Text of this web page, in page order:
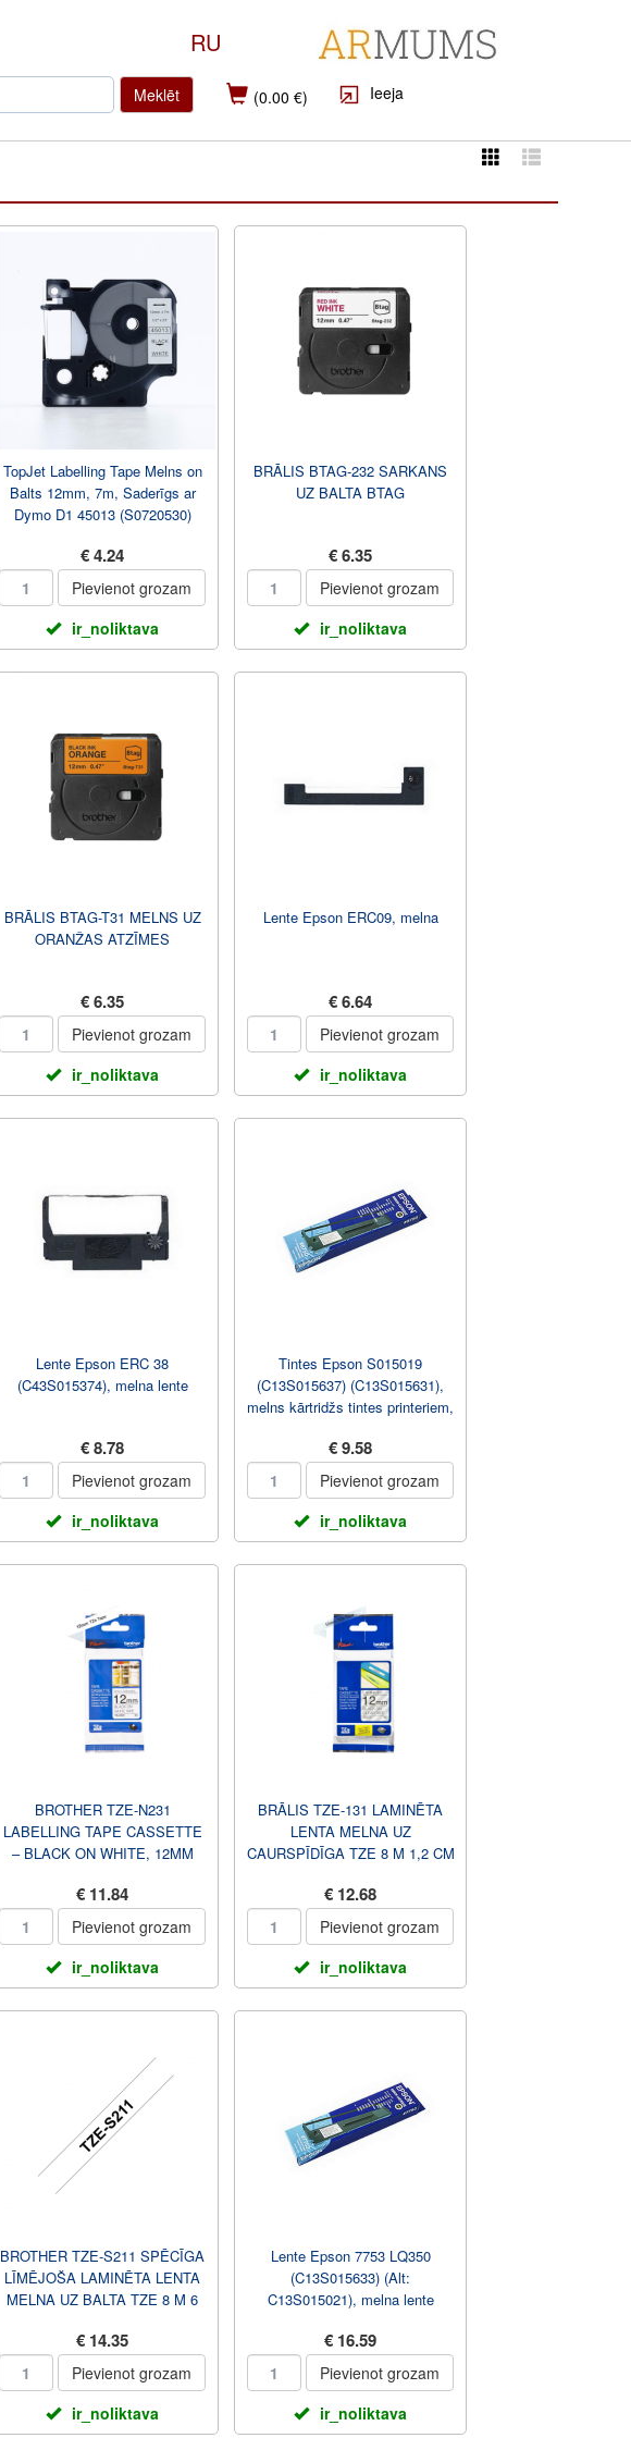
RU
Meklēt (0.00 €) Ieeja
TopJet Labelling Tape Melns on
Balts 12mm, 7m, Saderīgs ar
Dymo D1 45013 (S0720530)
€ 4.24
Pievienot grozam
ir_noliktava
BRĀLIS BTAG-232 SARKANS
UZ BALTA BTAG
€ 6.35
Pievienot grozam
ir_noliktava
BRĀLIS BTAG-T31 MELNS UZ
ORANŽAS ATZĪMES
€ 6.35
Pievienot grozam
ir_noliktava
Lente Epson ERC09, melna
€ 6.64
Pievienot grozam
ir_noliktava
Lente Epson ERC 38
(C43S015374), melna lente
€ 8.78
Pievienot grozam
ir_noliktava
Tintes Epson S015019
(C13S015637) (C13S015631),
melns kārtridžs tintes printeriem,
€ 9.58
Pievienot grozam
ir_noliktava
BROTHER TZE-N231
LABELLING TAPE CASSETTE
– BLACK ON WHITE, 12MM
€ 11.84
Pievienot grozam
ir_noliktava
BRĀLIS TZE-131 LAMINĒTA
LENTA MELNA UZ
CAURSPĪDĪGA TZE 8 M 1,2 CM
€ 12.68
Pievienot grozam
ir_noliktava
BROTHER TZE-S211 SPĒCĪGA
LĪMĒJOŠA LAMINĒTA LENTA
MELNA UZ BALTA TZE 8 M 6
€ 14.35
Pievienot grozam
ir_noliktava
Lente Epson 7753 LQ350
(C13S015633) (Alt:
C13S015021), melna lente
€ 16.59
Pievienot grozam
ir_noliktava